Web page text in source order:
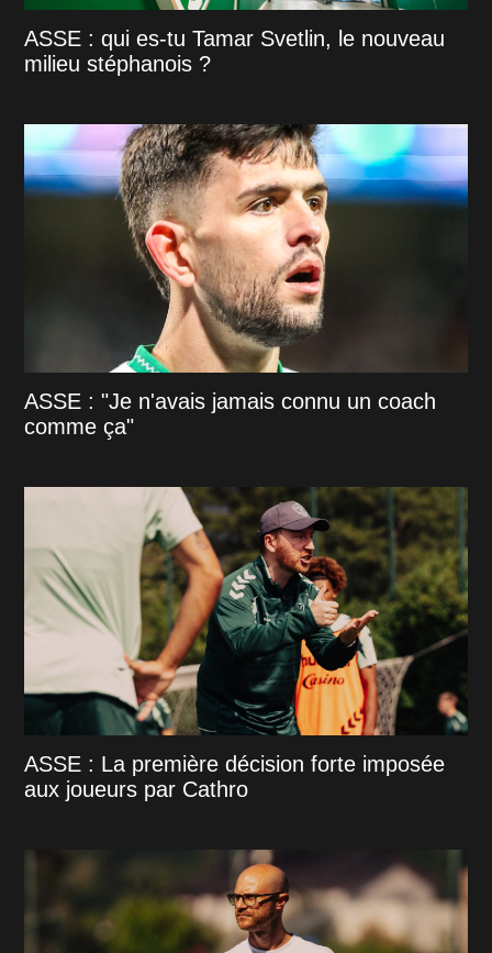
ASSE : qui es-tu Tamar Svetlin, le nouveau
milieu stéphanois ?
ASSE : "Je n'avais jamais connu un coach
comme ça"
ASSE : La première décision forte imposée
aux joueurs par Cathro